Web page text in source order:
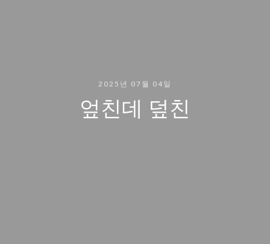
2025년 07월 04일
엎친데 덮친